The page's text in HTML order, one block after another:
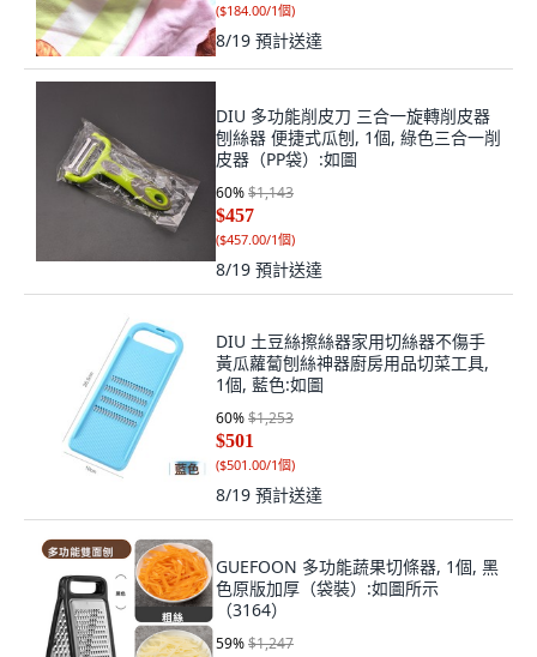
($184.00/1個)
8/19 預計送達
DIU 多功能削皮刀 三合一旋轉削皮器
刨絲器 便捷式瓜刨, 1個, 綠色三合一削
皮器（PP袋）:如圖
60%$1,143
$457
($457.00/1個)
8/19 預計送達
DIU 土豆絲擦絲器家用切絲器不傷手
黃瓜蘿蔔刨絲神器廚房用品切菜工具,
1個, 藍色:如圖
60%$1,253
$501
($501.00/1個)
8/19 預計送達
GUEFOON 多功能蔬果切條器, 1個, 黑
色原版加厚（袋裝）:如圖所示
（3164）
59%$1,247